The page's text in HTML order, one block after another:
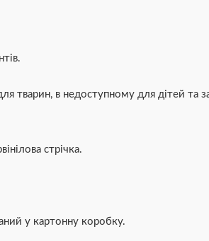
тварин, в недоступному для дітей та
стрічка.
у картонну коробку.